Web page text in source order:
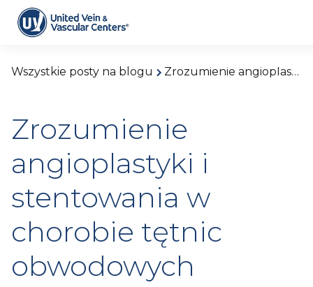
Wszystkie posty na blogu Zrozumienie angioplastyki i stentowania w chorobie tętnic obwodowych
Zrozumienie
angioplastyki i
stentowania w
chorobie tętnic
obwodowych